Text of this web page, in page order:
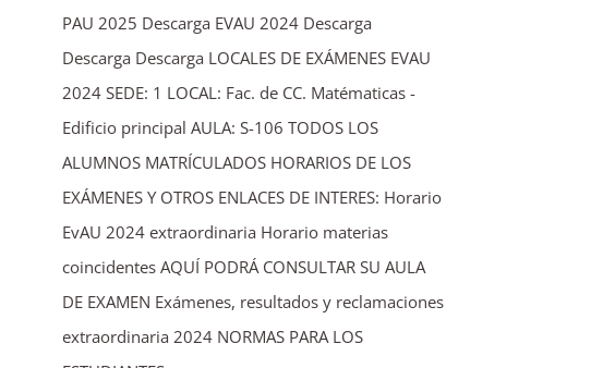
PAU 2025 Descarga EVAU 2024 Descarga
Descarga Descarga LOCALES DE EXÁMENES EVAU
2024 SEDE: 1 LOCAL: Fac. de CC. Matématicas -
Edificio principal AULA: S-106 TODOS LOS
ALUMNOS MATRÍCULADOS HORARIOS DE LOS
EXÁMENES Y OTROS ENLACES DE INTERES: Horario
EvAU 2024 extraordinaria Horario materias
coincidentes AQUÍ PODRÁ CONSULTAR SU AULA
DE EXAMEN Exámenes, resultados y reclamaciones
extraordinaria 2024 NORMAS PARA LOS